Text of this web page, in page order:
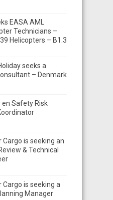
EASA AML
Technicians –
Helicopters – B1.3
seeks a
– Denmark
en Safety Risk
Cargo is seeking an
& Technical
Cargo is seeking a
Manager